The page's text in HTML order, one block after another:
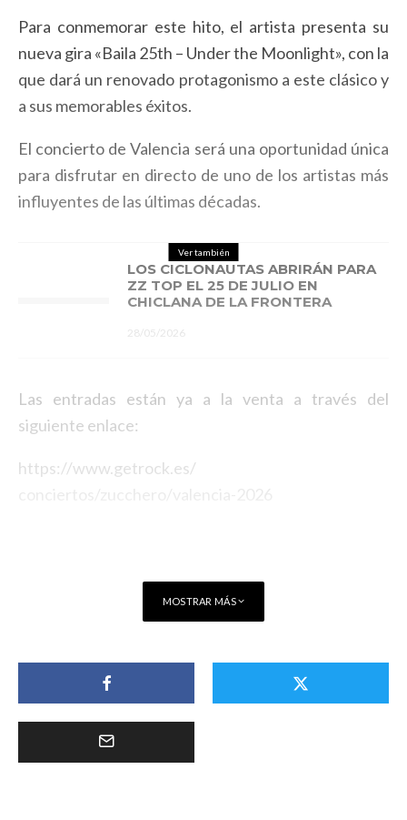
Para conmemorar este hito, el artista presenta su
nueva gira «Baila 25th – Under the Moonlight», con la
que dará un renovado protagonismo a este clásico y
a sus memorables éxitos.
El concierto de Valencia será una oportunidad única
para disfrutar en directo de uno de los artistas más
influyentes de las últimas décadas.
Ver también
LOS CICLONAUTAS ABRIRÁN PARA
ZZ TOP EL 25 DE JULIO EN
CHICLANA DE LA FRONTERA
28/05/2026
Las entradas están ya a la venta a través del
siguiente enlace:
https://www.getrock.es/
MOSTRAR MÁS